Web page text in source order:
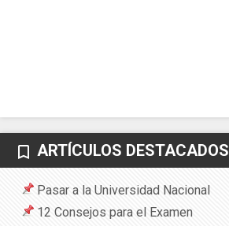
bookmark_border ARTÍCULOS DESTACADOS
Pasar a la Universidad Nacional
12 Consejos para el Examen